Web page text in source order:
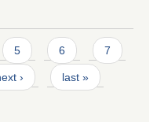
5 6 7
› last »